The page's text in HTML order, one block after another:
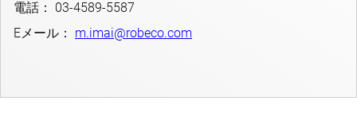
電話： 03-4589-5587
Eメール： m.imai@robeco.com